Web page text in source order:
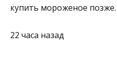
купить мороженое позже.
22 часа назад